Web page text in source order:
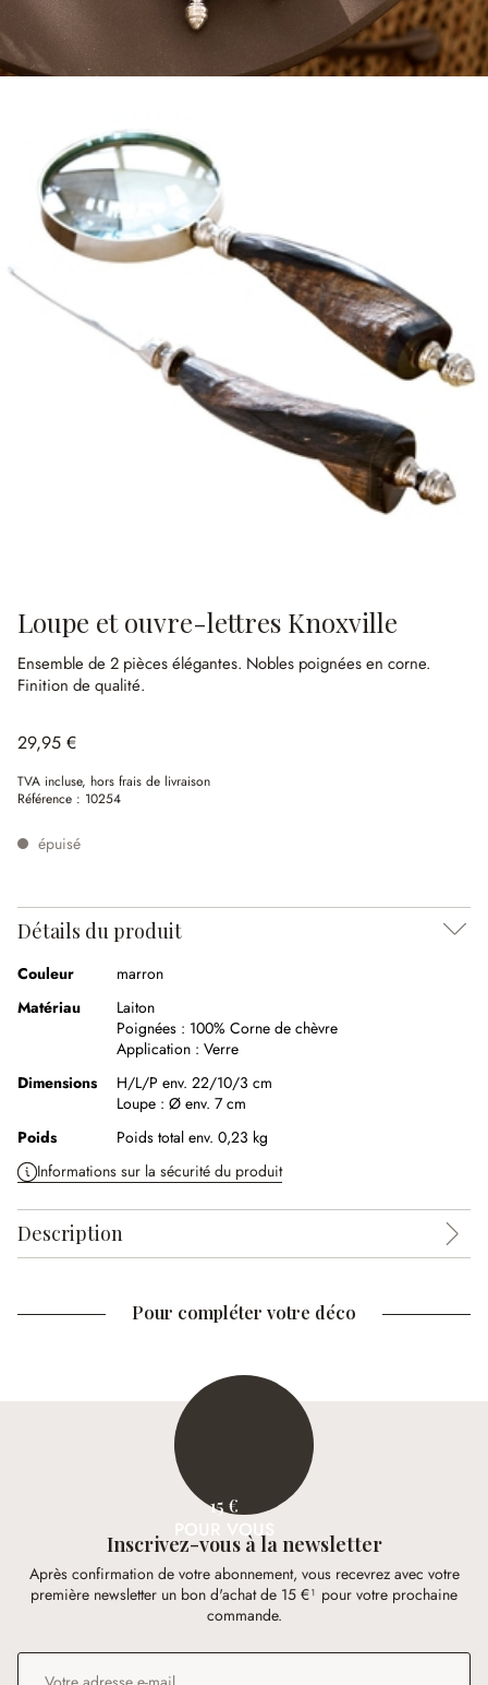
Loupe et ouvre-lettres Knoxville
Ensemble de 2 pièces élégantes. Nobles poignées en corne.
Finition de qualité.
29,95 €
TVA incluse, hors frais de livraison
Référence : 10254
épuisé
Détails du produit
Couleur
marron
Matériau
Laiton
Poignées : 100% Corne de chèvre
Application : Verre
Dimensions
H/L/P env. 22/10/3 cm
Loupe : Ø env. 7 cm
Poids
Poids total env. 0,23 kg
Informations sur la sécurité du produit
Description
Pour compléter votre déco
15 €
POUR VOUS
Inscrivez-vous à la newsletter
Après confirmation de votre abonnement, vous recevrez avec votre
première newsletter un bon d'achat de 15 €¹ pour votre prochaine
commande.
Adresse e-mail